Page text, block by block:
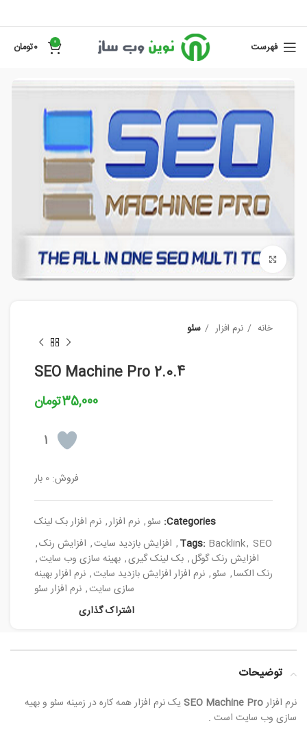
فهرست 0
0تومان
برای بزرگنمایی کلیک کنید
خانه نرم افزار سئو
SEO Machine Pro 2.0.4
35,000تومان
1
فروش: 0 بار
Categories: سئو, نرم افزار, نرم افزار بک لینک
Tags: Backlink, SEO
, افزایش بازدید سایت, افزایش رنک,
افزایش رنک گوگل, بک لینک گیری, بهینه سازی وب سایت,
رنک الکسا, سئو, نرم افزار افزایش بازدید سایت, نرم افزار بهینه
سازی سایت, نرم افزار سئو
اشتراک گذاری
توضیحات
نرم افزارSEO Machine Proیک نرم افزار همه کاره در زمینه سئو و بهیه
سازی وب سایت است .